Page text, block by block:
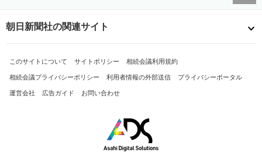
朝日新聞社の関連サイト
このサイトについて サイトポリシー 相続会議利用規約
相続会議プライバシーポリシー 利用者情報の外部送信 プライバシーポータル
運営会社 広告ガイド お問い合わせ